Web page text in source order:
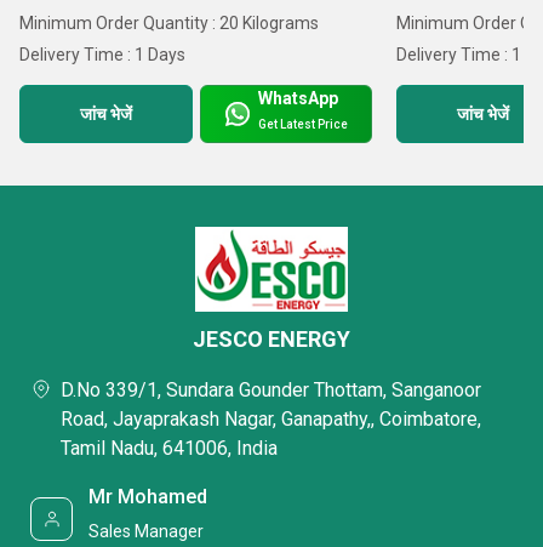
Minimum Order Quantity : 20 Kilograms
Delivery Time : 1 Days
जांच भेजें
WhatsApp
Get Latest Price
Minimum Order
Delivery Time : 1
जांच भेजें
JESCO ENERGY
D.No 339/1, Sundara Gounder Thottam, Sanganoor
Road, Jayaprakash Nagar, Ganapathy,, Coimbatore,
Tamil Nadu, 641006, India
Mr Mohamed
Sales Manager